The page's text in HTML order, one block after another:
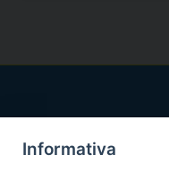
Informativa